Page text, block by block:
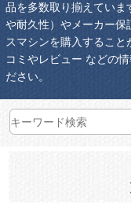
品を多数取り揃えていま
や耐久性）やメーカー保
スマシンを購入するこ
コミやレビュー などの
ださい。